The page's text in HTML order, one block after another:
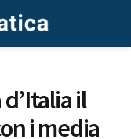
il
i media